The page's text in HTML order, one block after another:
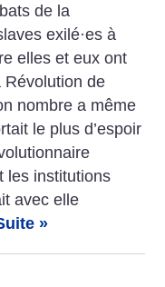
de la
exilé·es à
elles et eux ont
Révolution de
nombre a même
le plus d’espoir
les institutions
avec elle
»